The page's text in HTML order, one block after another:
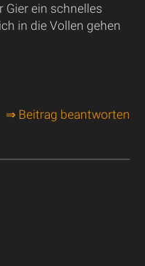
Gier ein schnelles
in die Vollen gehen
⇒ Beitrag beantworten